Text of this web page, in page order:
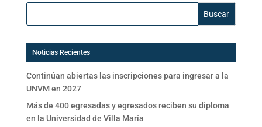
Buscar:
Noticias Recientes
Continúan abiertas las inscripciones para ingresar a la
UNVM en 2027
Más de 400 egresadas y egresados reciben su diploma
en la Universidad de Villa María